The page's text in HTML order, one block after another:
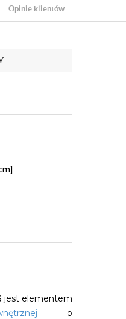
Opinie klientów
jest elementem
o